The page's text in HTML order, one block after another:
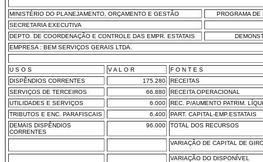
MINISTÉRIO DO PLANEJAMENTO, ORÇAMENTO E GESTÃO
PROGRAMA
SECRETARIA EXECUTIVA
DEPTO. DE COORDENAÇÃO E CONTROLE DAS EMPR. ESTATAIS
EMPRESA : BEM SERVIÇOS GERAIS LTDA.
U S O S V A L O R
F O N T E S
DISPÊNDIOS CORRENTES
175.280
RECEITAS
SERVIÇOS DE TERCEIROS
66.880
RECEITA OPERACIONAL
UTILIDADES E SERVIÇOS
6.000
REC. P/AUMENTO PATRIM.
TRIBUTOS E ENC. PARAFISCAIS
6.400
PART. CAPITAL-EMP.ESTATAIS
DEMAIS DISPÊNDIOS
CORRENTES
96.000 TOTAL DOS RECURSOS
VARIAÇÃO DE CAPITAL DE
VARIAÇÃO DO DISPONÍVEL